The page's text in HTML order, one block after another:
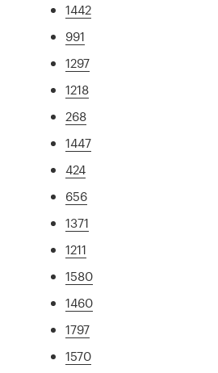
1442
991
1297
1218
268
1447
424
656
1371
1211
1580
1460
1797
1570